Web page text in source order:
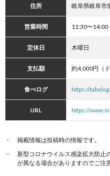
住所 岐阜県岐阜市
営業時間 11:30〜14:00
定休日 木曜日
支払額 約4,000円（
食べログ https://
URL https://
掲載情報は投稿時の情報です。
新型コロナウイルス感染拡大防止
が異なる場合がありますのでご注